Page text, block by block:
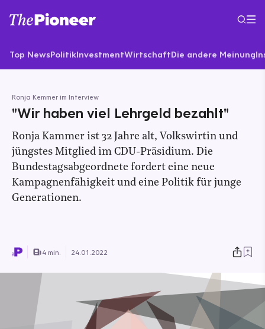
Top NewsPolitikInvestmentWirtschaftDie andere Meinung
Ronja Kemmer im Interview
"Wir haben viel Lehrgeld bezahlt"
Ronja Kammer ist 32 Jahre alt, Volkswirtin und
jüngstes Mitglied im CDU-Präsidium. Die
Bundestagsabgeordnete fordert eine neue
Kampagnenfähigkeit und eine Politik für junge
Generationen.
4 min. 24.01.2022